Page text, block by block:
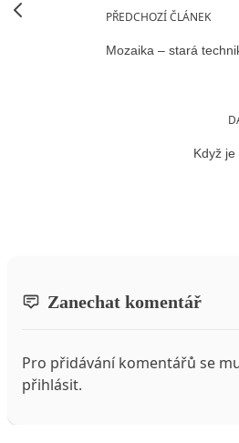
PŘEDCHOZÍ ČLÁNEK
Mozaika – stará
Když
Zanechat komentář
Pro přidávání komentářů se
přihlásit.